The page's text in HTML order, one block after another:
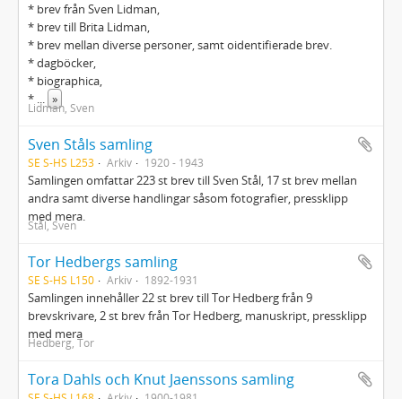
* brev från Sven Lidman,
* brev till Brita Lidman,
* brev mellan diverse personer, samt oidentifierade brev.
* dagböcker,
* biographica,
* ... »
Lidman, Sven
Sven Ståls samling
SE S-HS L253 Arkiv 1920 - 1943
Samlingen omfattar 223 st brev till Sven Stål, 17 st brev mellan
andra samt diverse handlingar såsom fotografier, pressklipp
med mera.
Stål, Sven
Tor Hedbergs samling
SE S-HS L150 Arkiv 1892-1931
Samlingen innehåller 22 st brev till Tor Hedberg från 9
brevskrivare, 2 st brev från Tor Hedberg, manuskript, pressklipp
med mera
Hedberg, Tor
Tora Dahls och Knut Jaenssons samling